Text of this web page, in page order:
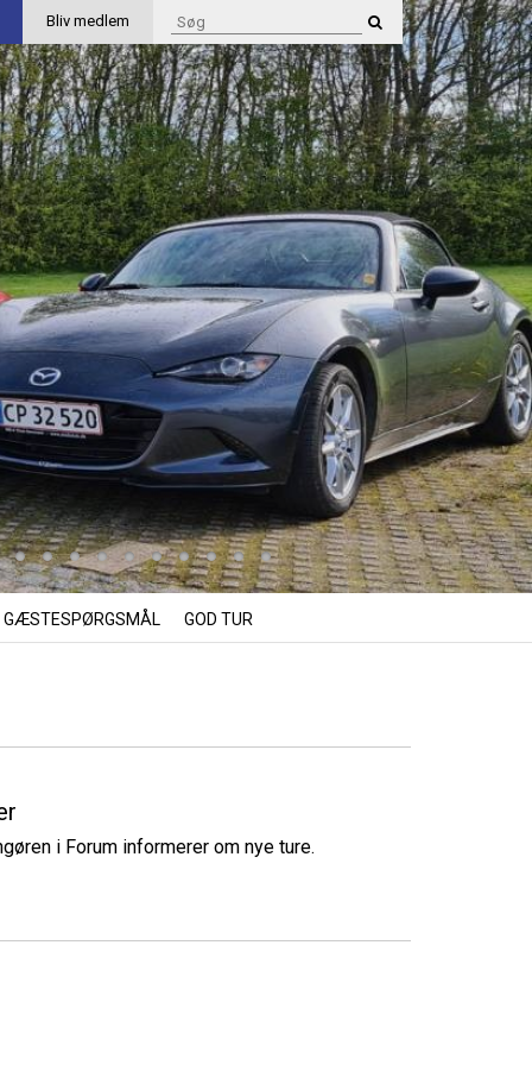
Bliv medlem
GÆSTESPØRGSMÅL GOD TUR
i Forum informerer om nye ture.